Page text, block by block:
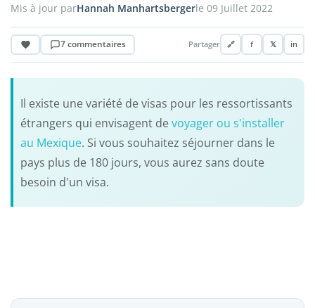
Mis à jour parHannah Manhartsbergerle 09 Juillet 2022
7 commentaires Partager 🔗 f 𝕏 in
Il existe une variété de visas pour les ressortissants
étrangers qui envisagent de voyager ou s'installer
au Mexique. Si vous souhaitez séjourner dans le
pays plus de 180 jours, vous aurez sans doute
besoin d'un visa.